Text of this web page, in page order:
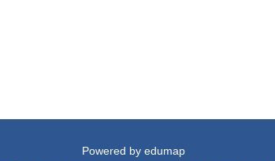
Powered by edumap